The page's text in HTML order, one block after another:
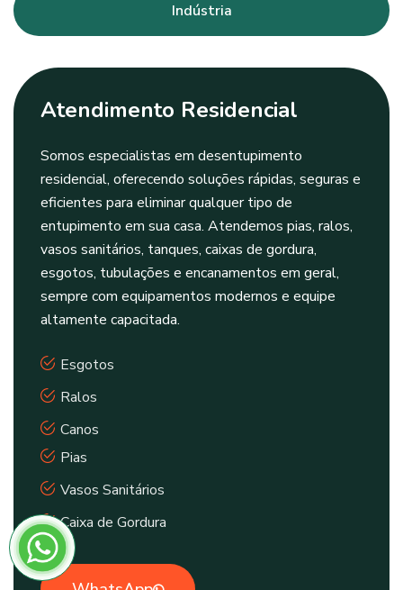
Indústria
Atendimento Residencial
Somos especialistas em desentupimento
residencial, oferecendo soluções rápidas, seguras e
eficientes para eliminar qualquer tipo de
entupimento em sua casa. Atendemos pias, ralos,
vasos sanitários, tanques, caixas de gordura,
esgotos, tubulações e encanamentos em geral,
sempre com equipamentos modernos e equipe
altamente capacitada.
Esgotos
Ralos
Canos
Pias
Vasos Sanitários
Caixa de Gordura